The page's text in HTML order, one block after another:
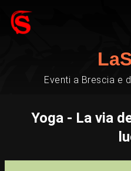
Eventi a Brescia e
Yoga - La via